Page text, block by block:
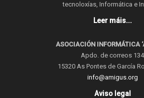
tecnoloxías, Informática e
Leer máis...
ASOCIACIÓN INFORMÁTICA
Apdo. de correos 134
15320 As Pontes de García
info@amigus.org
Aviso legal